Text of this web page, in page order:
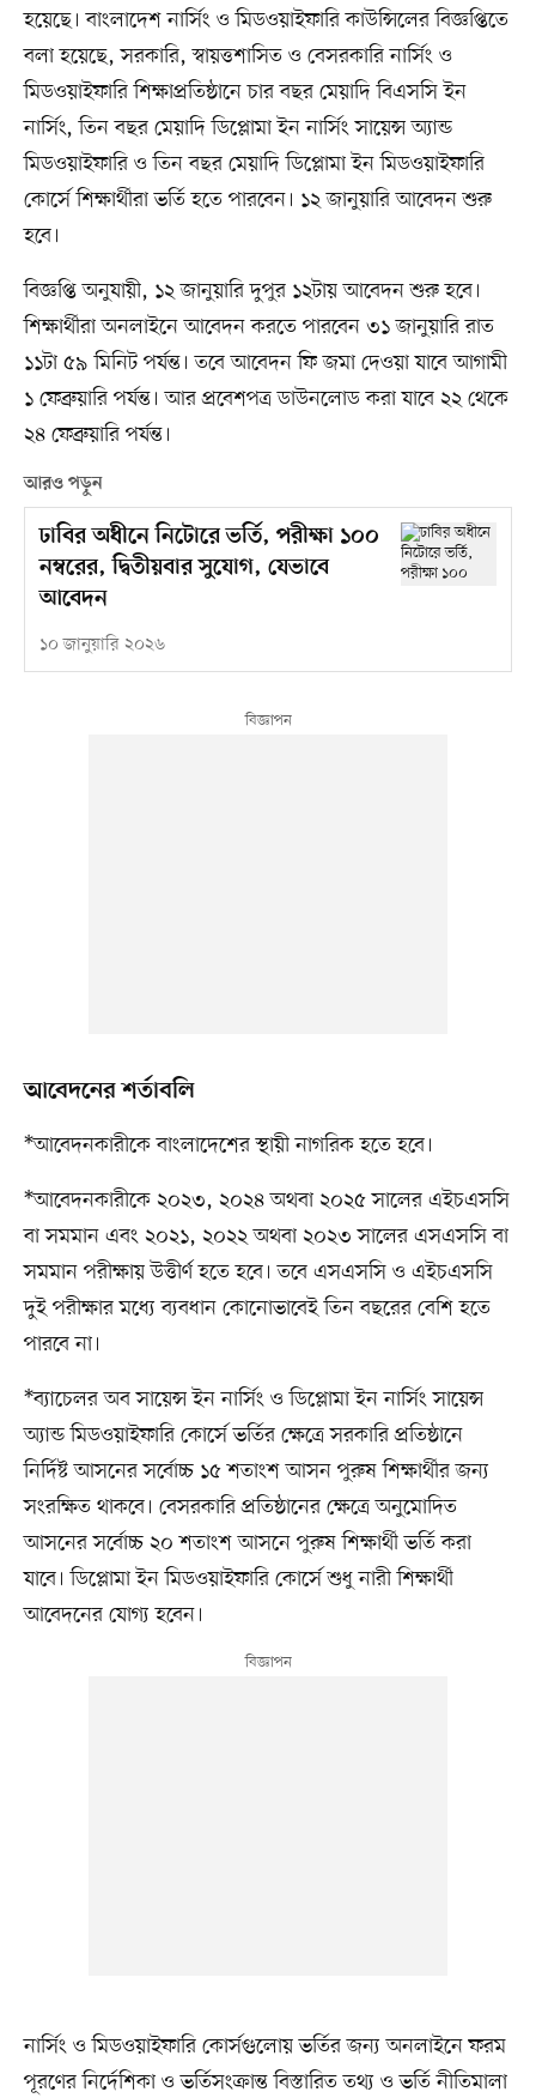
হয়েছে। বাংলাদেশ নার্সিং ও মিডওয়াইফারি কাউন্সিলের বিজ্ঞপ্তিতে
বলা হয়েছে, সরকারি, স্বায়ত্তশাসিত ও বেসরকারি নার্সিং ও
মিডওয়াইফারি শিক্ষাপ্রতিষ্ঠানে চার বছর মেয়াদি বিএসসি ইন
নার্সিং, তিন বছর মেয়াদি ডিপ্লোমা ইন নার্সিং সায়েন্স অ্যান্ড
মিডওয়াইফারি ও তিন বছর মেয়াদি ডিপ্লোমা ইন মিডওয়াইফারি
কোর্সে শিক্ষার্থীরা ভর্তি হতে পারবেন। ১২ জানুয়ারি আবেদন শুরু
হবে।
বিজ্ঞপ্তি অনুযায়ী, ১২ জানুয়ারি দুপুর ১২টায় আবেদন শুরু হবে।
শিক্ষার্থীরা অনলাইনে আবেদন করতে পারবেন ৩১ জানুয়ারি রাত
১১টা ৫৯ মিনিট পর্যন্ত। তবে আবেদন ফি জমা দেওয়া যাবে আগামী
১ ফেব্রুয়ারি পর্যন্ত। আর প্রবেশপত্র ডাউনলোড করা যাবে ২২ থেকে
২৪ ফেব্রুয়ারি পর্যন্ত।
আরও পড়ুন
ঢাবির অধীনে নিটোরে ভর্তি, পরীক্ষা ১০০
নম্বরের, দ্বিতীয়বার সুযোগ, যেভাবে
আবেদন
১০ জানুয়ারি ২০২৬
আবেদনের শর্তাবলি
*আবেদনকারীকে বাংলাদেশের স্থায়ী নাগরিক হতে হবে।
*আবেদনকারীকে ২০২৩, ২০২৪ অথবা ২০২৫ সালের এইচএসসি
বা সমমান এবং ২০২১, ২০২২ অথবা ২০২৩ সালের এসএসসি বা
সমমান পরীক্ষায় উত্তীর্ণ হতে হবে। তবে এসএসসি ও এইচএসসি
দুই পরীক্ষার মধ্যে ব্যবধান কোনোভাবেই তিন বছরের বেশি হতে
পারবে না।
*ব্যাচেলর অব সায়েন্স ইন নার্সিং ও ডিপ্লোমা ইন নার্সিং সায়েন্স
অ্যান্ড মিডওয়াইফারি কোর্সে ভর্তির ক্ষেত্রে সরকারি প্রতিষ্ঠানে
নির্দিষ্ট আসনের সর্বোচ্চ ১৫ শতাংশ আসন পুরুষ শিক্ষার্থীর জন্য
সংরক্ষিত থাকবে। বেসরকারি প্রতিষ্ঠানের ক্ষেত্রে অনুমোদিত
আসনের সর্বোচ্চ ২০ শতাংশ আসনে পুরুষ শিক্ষার্থী ভর্তি করা
যাবে। ডিপ্লোমা ইন মিডওয়াইফারি কোর্সে শুধু নারী শিক্ষার্থী
আবেদনের যোগ্য হবেন।
নার্সিং ও মিডওয়াইফারি কোর্সগুলোয় ভর্তির জন্য অনলাইনে ফরম
পূরণের নির্দেশিকা ও ভর্তিসংক্রান্ত বিস্তারিত তথ্য ও ভর্তি নীতিমালা